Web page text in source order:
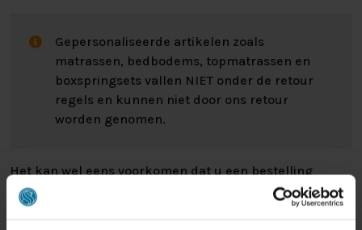
Gepersonaliseerde artikelen zoals
matrassen, bedbodems, topmatrassen en
boxspringsets vallen NIET onder de retour
regels en kunnen niet door ons retour
worden genomen.
Het kan wel eens voorkomen dat u een bestelling
retour wilt sturen. Wellicht omdat het product toch niet
bevalt of misschien dat er een andere reden is waarom